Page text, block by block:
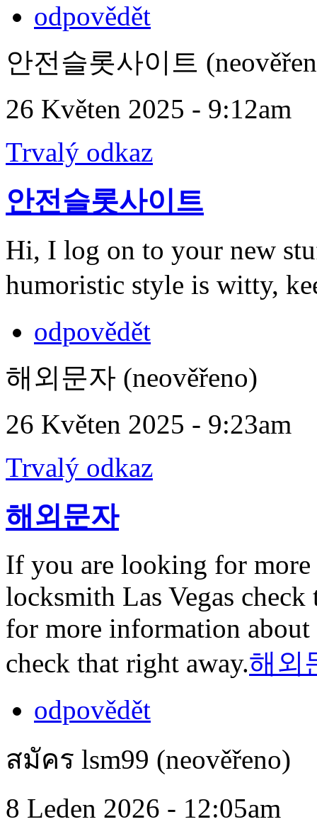
odpovědět
안전슬롯사이트
26 Květen 2025 - 9:12am
Trvalý odkaz
안전슬롯사이트
Hi, I log on to your new
humoristic style is witty,
odpovědět
해외문자 (neověřeno)
26 Květen 2025 - 9:23am
Trvalý odkaz
해외문자
If you are looking for
locksmith Las Vegas
for more information
check that right away.해외
odpovědět
สมัคร lsm99 (neověřeno)
8 Leden 2026 - 12:05am